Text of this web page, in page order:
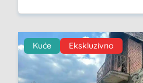
Kuće Ekskluzivno